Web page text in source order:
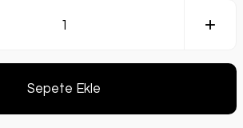
Sepete Ekle